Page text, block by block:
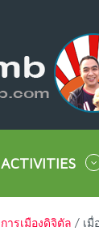
ACTIVITIES
การเมืองดิจิตัล / เมื่